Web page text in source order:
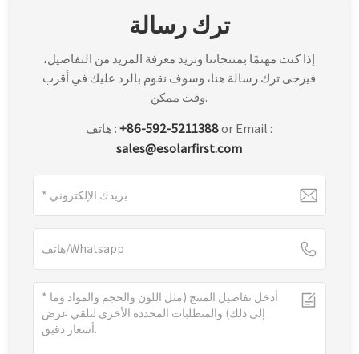
ترك رسالة
إذا كنت مهتمًا بمنتجاتنا وتريد معرفة المزيد من التفاصيل،
فيرجى ترك رسالة هنا، وسوف نقوم بالرد عليك في أقرب
وقت ممكن.
هاتف :+86-592-5211388or Email :
sales@esolarfirst.com